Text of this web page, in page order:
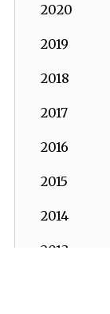
2020
2019
2018
2017
2016
2015
2014
2013